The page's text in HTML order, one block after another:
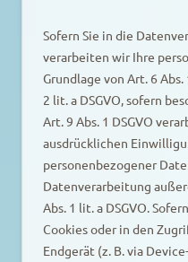
Sofern Sie in die
verarbeiten wir Ihre
Grundlage von Art. 6 Abs.
2 lit. a DSGVO, sofern
Art. 9 Abs. 1 DSGVO
ausdrücklichen
personenbezogener
Datenverarbeitung
Abs. 1 lit. a DSGVO.
Cookies oder in den
Endgerät (z. B. via